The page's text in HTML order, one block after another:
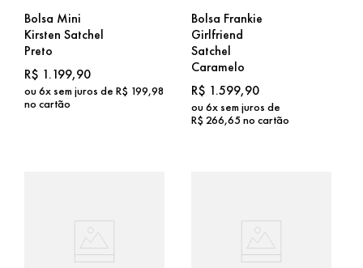
Bolsa Mini
Kirsten Satchel
Preto
R$ 1.199,90
ou6x sem juros de R$ 199,98
no cartão
Bolsa Frankie
Girlfriend
Satchel
Caramelo
R$ 1.599,90
ou6x sem juros de
R$ 266,65no cartão